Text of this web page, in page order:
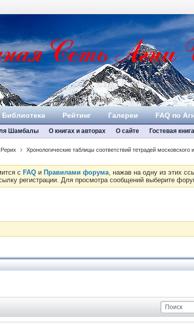
Библиотека Рейтинг Галереи FAQ по
Шамбалы О книгах и авторах О сайте Гостевая книга
Хронологические таблицы соответствий тетрадей московского
с FAQ и Правилами форума, нажав на одну из этих
регистрации. Для просмотра сообщений выберите